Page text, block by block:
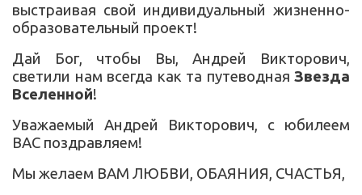
выстраивая свой индивидуальный жизненно-
образовательный проект!
Дай Бог, чтобы Вы, Андрей Викторович,
светили нам всегда как та путеводная Звезда
Вселенной!
Уважаемый Андрей Викторович, с юбилеем
ВАС поздравляем!
Мы желаем ВАМ ЛЮБВИ, ОБАЯНИЯ, СЧАСТЬЯ,